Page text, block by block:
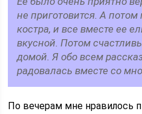
не приготовится. А
костра, и все вместе ее
вкусной. Потом
домой. Я обо всем
радовалась вместе со
По вечерам мне нравилось